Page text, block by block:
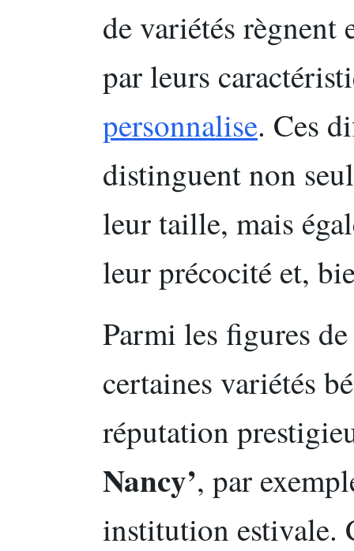
de variétés règnent
par leurs
personnalise. Ces
distinguent non
leur taille, mais
leur précocité et,
Parmi les figures
certaines variétés
réputation
Nancy’, par
institution estivale.